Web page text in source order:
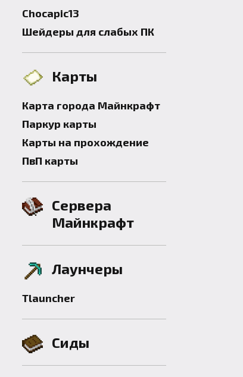
Chocapic13
Шейдеры для слабых ПК
Карты
Карта города Майнкрафт
Паркур карты
Карты на прохождение
ПвП карты
Сервера
Майнкрафт
Лаунчеры
Tlauncher
Сиды